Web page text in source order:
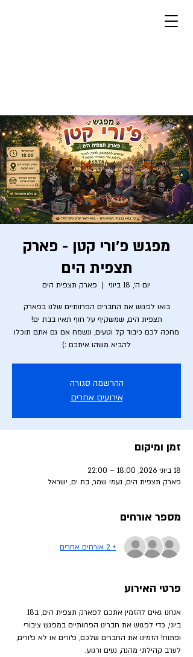
מפגש פ׳ורי קטן - פארק
תצפית הים
יום ה׳, 18 ביוני
  |
פארק תצפית הים
בואו לפגוש את החברים הפרוותיים שלנו בפארק
מחכה לכם כיבוד קל וטעים, ונשמח אם גם אתם תוכלו
להביא משהו איתכם :)
ההרשמה סגורה
אירועים אחרים
זמן ומיקום
18 ביוני 2026, 18:00 – 22:00
פארק תצפית הים, נעמי שמר, בת ים, ישראל
מספר אורחים
+ 2 אורחים אחרים
פרטי האירוע
ביוני, כדי לפגוש את חברינו הפרוותיים במפגש ציבורי
ופתוח! הזמינו את החברים שלכם, פ׳ורים או לא פ׳ורים,
לערב קהילתי מהנה, נעים ורגוע.